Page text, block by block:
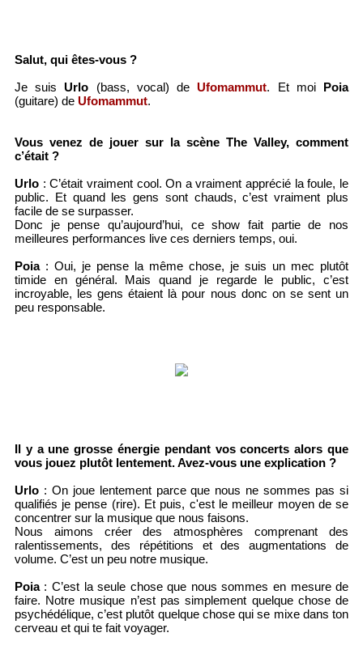
Salut, qui êtes-vous ?
Je suisUrlo (bass, vocal) deUfomammut. Et moi Poia
(guitare) de Ufomammut.
Vous venez de jouer sur la scène The Valley, comment
c’était ?
Urlo: C’était vraiment cool. On a vraiment apprécié la foule, le
public. Et quand les gens sont chauds, c’est vraiment plus
facile de se surpasser.
Donc je pense qu’aujourd’hui, ce show fait partie de nos
meilleures performances live ces derniers temps, oui.
Poia: Oui, je pense la même chose, je suis un mec plutôt
timide en général. Mais quand je regarde le public, c’est
incroyable, les gens étaient là pour nous donc on se sent un
peu responsable.
Il y a une grosse énergie pendant vos concerts alors que
vous jouez plutôt lentement. Avez-vous une explication ?
Urlo: On joue lentement parce que nous ne sommes pas si
qualifiés je pense (rire). Et puis, c'est le meilleur moyen de se
concentrer sur la musique que nous faisons.
Nous aimons créer des atmosphères comprenant des
ralentissements, des répétitions et des augmentations de
volume. C’est un peu notre musique.
Poia : C’est la seule chose que nous sommes en mesure de
faire. Notre musique n’est pas simplement quelque chose de
psychédélique, c’est plutôt quelque chose qui se mixe dans ton
cerveau et qui te fait voyager.